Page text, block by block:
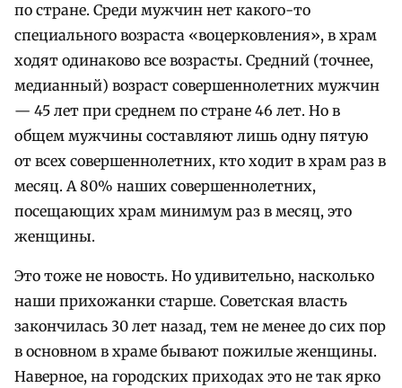
по стране. Среди мужчин нет какого-то
специального возраста «воцерковления», в храм
ходят одинаково все возрасты. Средний (точнее,
медианный) возраст совершеннолетних мужчин
— 45 лет при среднем по стране 46 лет. Но в
общем мужчины составляют лишь одну пятую
от всех совершеннолетних, кто ходит в храм раз в
месяц. А 80% наших совершеннолетних,
посещающих храм минимум раз в месяц, это
женщины.
Это тоже не новость. Но удивительно, насколько
наши прихожанки старше. Советская власть
закончилась 30 лет назад, тем не менее до сих пор
в основном в храме бывают пожилые женщины.
Наверное, на городских приходах это не так ярко